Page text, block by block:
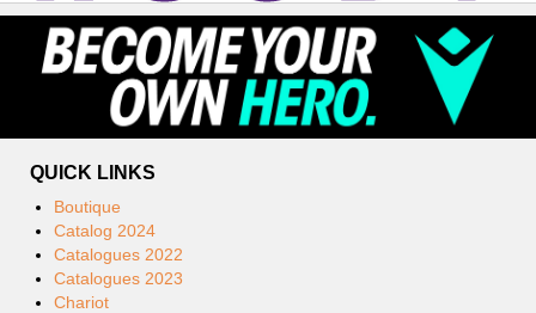
QUICK LINKS
Boutique
Catalog 2024
Catalogues 2022
Catalogues 2023
Chariot